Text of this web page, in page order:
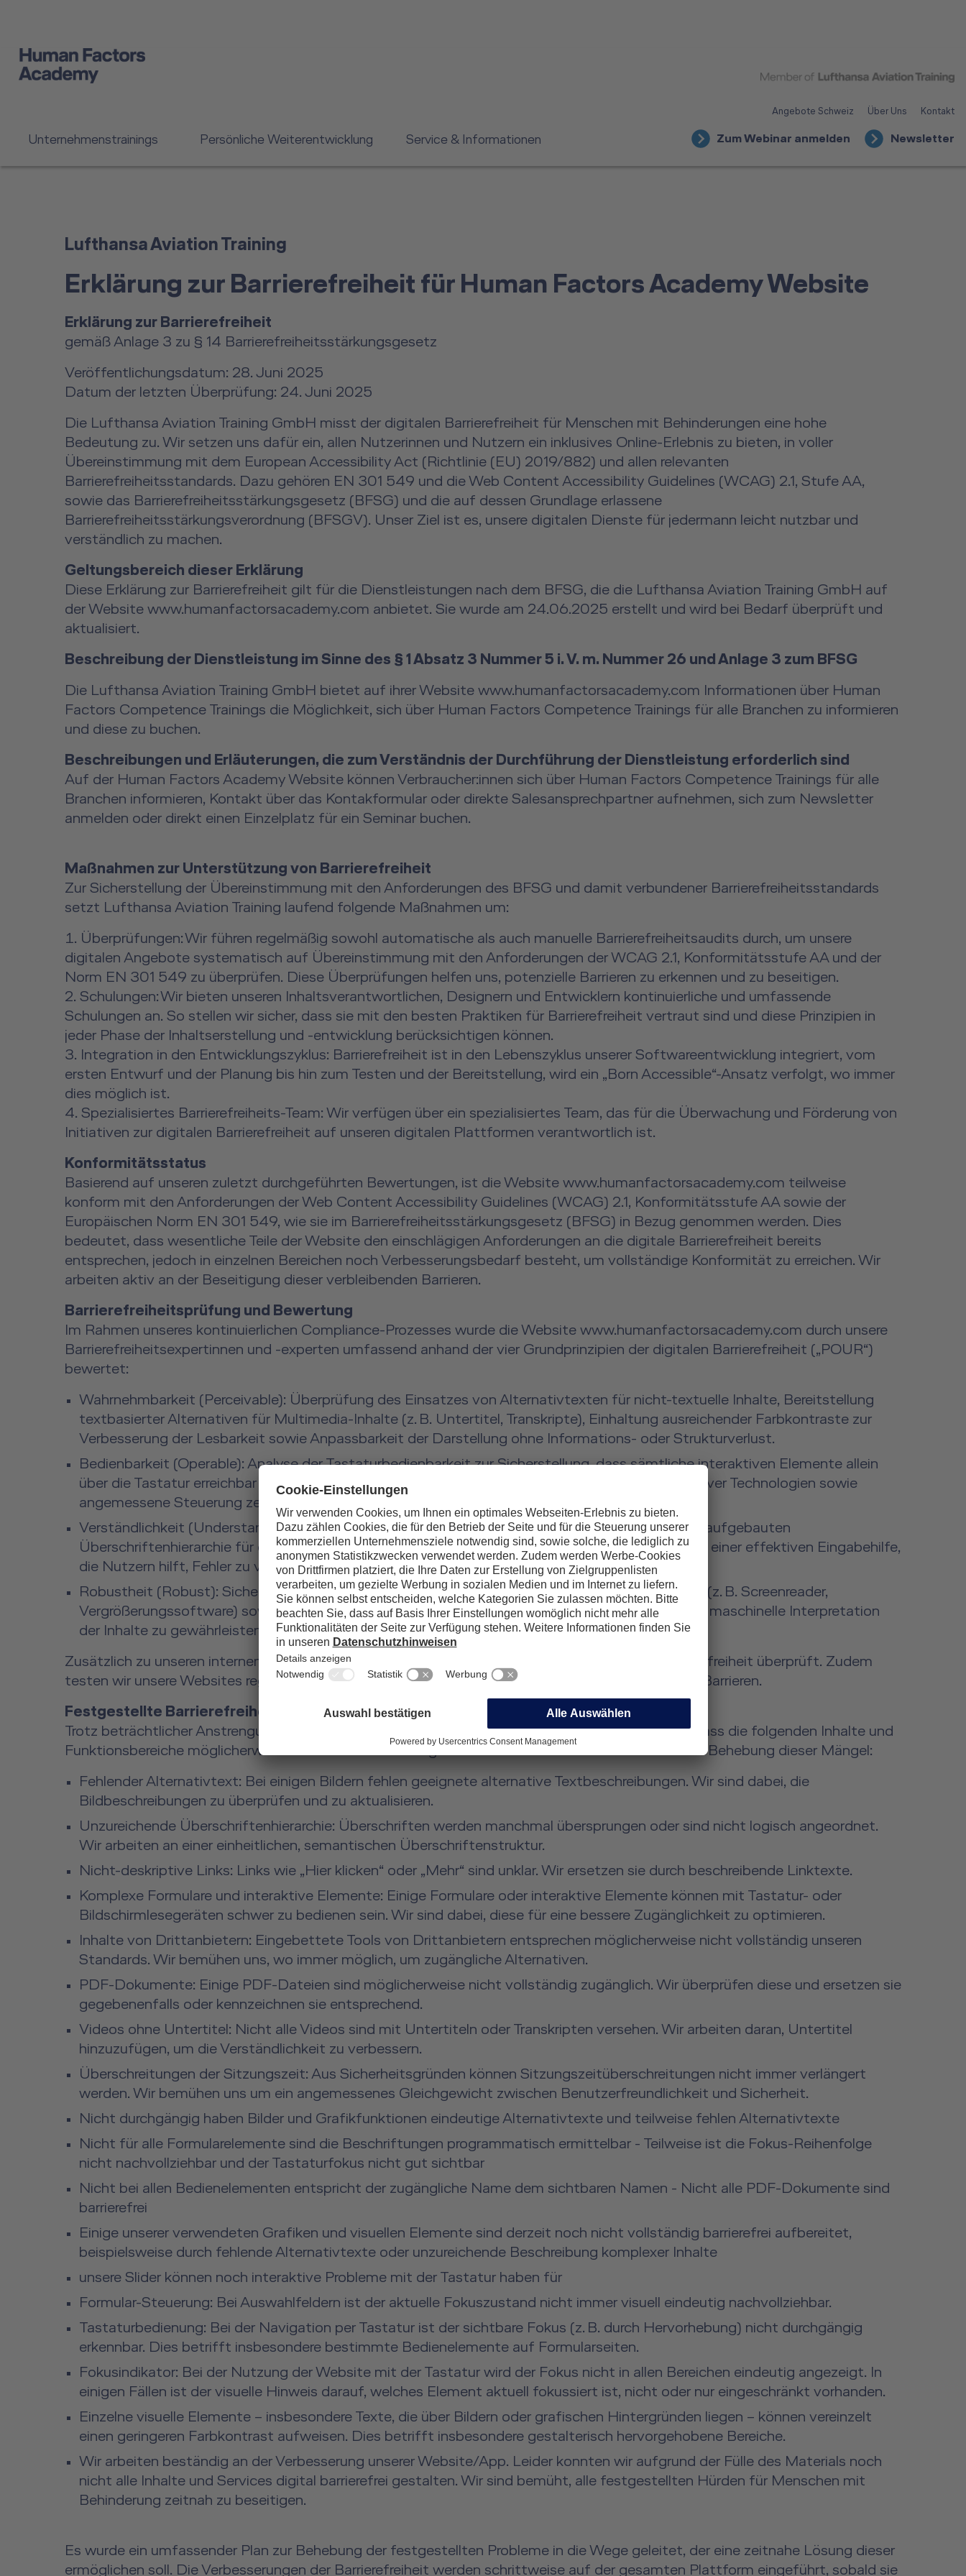
Angebote Schweiz Über Uns Kontakt
Unternehmenstrainings Persönliche Weiterentwicklung Service & Informationen Zum Webinar anmelden Newsletter
Lufthansa Aviation Training
Erklärung zur Barrierefreiheit für Human Factors Academy Website
Erklärung zur Barrierefreiheit
gemäß Anlage 3 zu § 14 Barrierefreiheitsstärkungsgesetz
Veröffentlichungsdatum: 28. Juni 2025
Datum der letzten Überprüfung: 24. Juni 2025
Die Lufthansa Aviation Training GmbH misst der digitalen Barrierefreiheit für Menschen mit Behinderungen eine hohe
Bedeutung zu. Wir setzen uns dafür ein, allen Nutzerinnen und Nutzern ein inklusives Online-Erlebnis zu bieten, in voller
Übereinstimmung mit dem European Accessibility Act (Richtlinie (EU) 2019/882) und allen relevanten
Barrierefreiheitsstandards. Dazu gehören EN 301 549 und die Web Content Accessibility Guidelines (WCAG) 2.1, Stufe AA,
sowie das Barrierefreiheitsstärkungsgesetz (BFSG) und die auf dessen Grundlage erlassene
Barrierefreiheitsstärkungsverordnung (BFSGV). Unser Ziel ist es, unsere digitalen Dienste für jedermann leicht nutzbar und
verständlich zu machen.
Geltungsbereich dieser Erklärung
Diese Erklärung zur Barrierefreiheit gilt für die Dienstleistungen nach dem BFSG, die die Lufthansa Aviation Training GmbH auf
der Website www.humanfactorsacademy.com anbietet. Sie wurde am 24.06.2025 erstellt und wird bei Bedarf überprüft und
aktualisiert.
Beschreibung der Dienstleistung im Sinne des § 1 Absatz 3 Nummer 5 i. V. m. Nummer 26 und Anlage 3 zum BFSG
Die Lufthansa Aviation Training GmbH bietet auf ihrer Website www.humanfactorsacademy.com Informationen über Human
Factors Competence Trainings die Möglichkeit, sich über Human Factors Competence Trainings für alle Branchen zu informieren
und diese zu buchen.
Beschreibungen und Erläuterungen, die zum Verständnis der Durchführung der Dienstleistung erforderlich sind
Auf der Human Factors Academy Website können Verbraucher:innen sich über Human Factors Competence Trainings für alle
Branchen informieren, Kontakt über das Kontakformular oder direkte Salesansprechpartner aufnehmen, sich zum Newsletter
anmelden oder direkt einen Einzelplatz für ein Seminar buchen.
Maßnahmen zur Unterstützung von Barrierefreiheit
Zur Sicherstellung der Übereinstimmung mit den Anforderungen des BFSG und damit verbundener Barrierefreiheitsstandards
setzt Lufthansa Aviation Training laufend folgende Maßnahmen um:
Überprüfungen: Wir führen regelmäßig sowohl automatische als auch manuelle Barrierefreiheitsaudits durch, um unsere
digitalen Angebote systematisch auf Übereinstimmung mit den Anforderungen der WCAG 2.1, Konformitätsstufe AA und der
Norm EN 301 549 zu überprüfen. Diese Überprüfungen helfen uns, potenzielle Barrieren zu erkennen und zu beseitigen.
Schulungen: Wir bieten unseren Inhaltsverantwortlichen, Designern und Entwicklern kontinuierliche und umfassende
Schulungen an. So stellen wir sicher, dass sie mit den besten Praktiken für Barrierefreiheit vertraut sind und diese Prinzipien in
jeder Phase der Inhaltserstellung und -entwicklung berücksichtigen können.
Integration in den Entwicklungszyklus: Barrierefreiheit ist in den Lebenszyklus unserer Softwareentwicklung integriert, vom
ersten Entwurf und der Planung bis hin zum Testen und der Bereitstellung, wird ein „Born Accessible“-Ansatz verfolgt, wo immer
dies möglich ist.
Spezialisiertes Barrierefreiheits-Team: Wir verfügen über ein spezialisiertes Team, das für die Überwachung und Förderung von
Initiativen zur digitalen Barrierefreiheit auf unseren digitalen Plattformen verantwortlich ist.
Konformitätsstatus
Basierend auf unseren zuletzt durchgeführten Bewertungen, ist die Website www.humanfactorsacademy.com teilweise
konform mit den Anforderungen der Web Content Accessibility Guidelines (WCAG) 2.1, Konformitätsstufe AA sowie der
Europäischen Norm EN 301 549, wie sie im Barrierefreiheitsstärkungsgesetz (BFSG) in Bezug genommen werden. Dies
bedeutet, dass wesentliche Teile der Website den einschlägigen Anforderungen an die digitale Barrierefreiheit bereits
entsprechen, jedoch in einzelnen Bereichen noch Verbesserungsbedarf besteht, um vollständige Konformität zu erreichen. Wir
arbeiten aktiv an der Beseitigung dieser verbleibenden Barrieren.
Barrierefreiheitsprüfung und Bewertung
Im Rahmen unseres kontinuierlichen Compliance-Prozesses wurde die Website www.humanfactorsacademy.com durch unsere
Barrierefreiheitsexpertinnen und -experten umfassend anhand der vier Grundprinzipien der digitalen Barrierefreiheit („POUR“)
bewertet:
Wahrnehmbarkeit (Perceivable): Überprüfung des Einsatzes von Alternativtexten für nicht-textuelle Inhalte, Bereitstellung
textbasierter Alternativen für Multimedia-Inhalte (z. B. Untertitel, Transkripte), Einhaltung ausreichender Farbkontraste zur
Verbesserung der Lesbarkeit sowie Anpassbarkeit der Darstellung ohne Informations- oder Strukturverlust.
Bedienbarkeit (Operable): Analyse der Tastaturbedienbarkeit zur Sicherstellung, dass sämtliche interaktiven Elemente allein
über die Tastatur erreichbar und nutzbar sind, wirksames Fokusmanagement für Benutzer assistiver Technologien sowie
angemessene Steuerung zeitabhängiger Inhalte.
Verständlichkeit (Understandable): Prüfung klarer und aussagekräftiger Seitentitel, einer logisch aufgebauten
Überschriftenhierarchie für eine einfache Navigation, konsistente Navigationsmechanismen und einer effektiven Eingabehilfe,
die Nutzern hilft, Fehler zu vermeiden und zu korrigieren.
Robustheit (Robust): Sicherstellung der Kompatibilität mit einer Vielzahl assistiver Technologien (z. B. Screenreader,
Vergrößerungssoftware) sowie Einhaltung semantischer HTML-Strukturen, um eine zuverlässige maschinelle Interpretation
der Inhalte zu gewährleisten.
Zusätzlich zu unseren internen Prozessen wurde unsere Website von externen Experten für Barrierefreiheit überprüft. Zudem
testen wir unsere Websites regelmäßig in Zusammenarbeit mit Menschen mit Behinderungen auf Barrieren.
Festgestellte Barrierefreiheitsprobleme
Trotz beträchtlicher Anstrengungen, die Website barrierefrei zu gestalten, haben wir festgestellt, dass die folgenden Inhalte und
Funktionsbereiche möglicherweise noch nicht vollständig barrierefrei sind. Wir arbeiten aktiv an der Behebung dieser Mängel:
Fehlender Alternativtext: Bei einigen Bildern fehlen geeignete alternative Textbeschreibungen. Wir sind dabei, die
Bildbeschreibungen zu überprüfen und zu aktualisieren.
Unzureichende Überschriftenhierarchie: Überschriften werden manchmal übersprungen oder sind nicht logisch angeordnet.
Wir arbeiten an einer einheitlichen, semantischen Überschriftenstruktur.
Nicht-deskriptive Links: Links wie „Hier klicken“ oder „Mehr“ sind unklar. Wir ersetzen sie durch beschreibende Linktexte.
Komplexe Formulare und interaktive Elemente: Einige Formulare oder interaktive Elemente können mit Tastatur- oder
Bildschirmlesegeräten schwer zu bedienen sein. Wir sind dabei, diese für eine bessere Zugänglichkeit zu optimieren.
Inhalte von Drittanbietern: Eingebettete Tools von Drittanbietern entsprechen möglicherweise nicht vollständig unseren
Standards. Wir bemühen uns, wo immer möglich, um zugängliche Alternativen.
PDF-Dokumente: Einige PDF-Dateien sind möglicherweise nicht vollständig zugänglich. Wir überprüfen diese und ersetzen sie
gegebenenfalls oder kennzeichnen sie entsprechend.
Videos ohne Untertitel: Nicht alle Videos sind mit Untertiteln oder Transkripten versehen. Wir arbeiten daran, Untertitel
hinzuzufügen, um die Verständlichkeit zu verbessern.
Überschreitungen der Sitzungszeit: Aus Sicherheitsgründen können Sitzungszeitüberschreitungen nicht immer verlängert
werden. Wir bemühen uns um ein angemessenes Gleichgewicht zwischen Benutzerfreundlichkeit und Sicherheit.
Nicht durchgängig haben Bilder und Grafikfunktionen eindeutige Alternativtexte und teilweise fehlen Alternativtexte
Nicht für alle Formularelemente sind die Beschriftungen programmatisch ermittelbar - Teilweise ist die Fokus-Reihenfolge
nicht nachvollziehbar und der Tastaturfokus nicht gut sichtbar
Nicht bei allen Bedienelementen entspricht der zugängliche Name dem sichtbaren Namen - Nicht alle PDF-Dokumente sind
barrierefrei
Einige unserer verwendeten Grafiken und visuellen Elemente sind derzeit noch nicht vollständig barrierefrei aufbereitet,
beispielsweise durch fehlende Alternativtexte oder unzureichende Beschreibung komplexer Inhalte
unsere Slider können noch interaktive Probleme mit der Tastatur haben für
Formular-Steuerung: Bei Auswahlfeldern ist der aktuelle Fokuszustand nicht immer visuell eindeutig nachvollziehbar.
Tastaturbedienung: Bei der Navigation per Tastatur ist der sichtbare Fokus (z. B. durch Hervorhebung) nicht durchgängig
erkennbar. Dies betrifft insbesondere bestimmte Bedienelemente auf Formularseiten.
Fokusindikator: Bei der Nutzung der Website mit der Tastatur wird der Fokus nicht in allen Bereichen eindeutig angezeigt. In
einigen Fällen ist der visuelle Hinweis darauf, welches Element aktuell fokussiert ist, nicht oder nur eingeschränkt vorhanden.
Einzelne visuelle Elemente – insbesondere Texte, die über Bildern oder grafischen Hintergründen liegen – können vereinzelt
einen geringeren Farbkontrast aufweisen. Dies betrifft insbesondere gestalterisch hervorgehobene Bereiche.
Wir arbeiten beständig an der Verbesserung unserer Website/App. Leider konnten wir aufgrund der Fülle des Materials noch
nicht alle Inhalte und Services digital barrierefrei gestalten. Wir sind bemüht, alle festgestellten Hürden für Menschen mit
Behinderung zeitnah zu beseitigen.
Es wurde ein umfassender Plan zur Behebung der festgestellten Probleme in die Wege geleitet, der eine zeitnahe Lösung dieser
ermöglichen soll. Die Verbesserungen der Barrierefreiheit werden schrittweise auf der gesamten Plattform eingeführt, sobald sie